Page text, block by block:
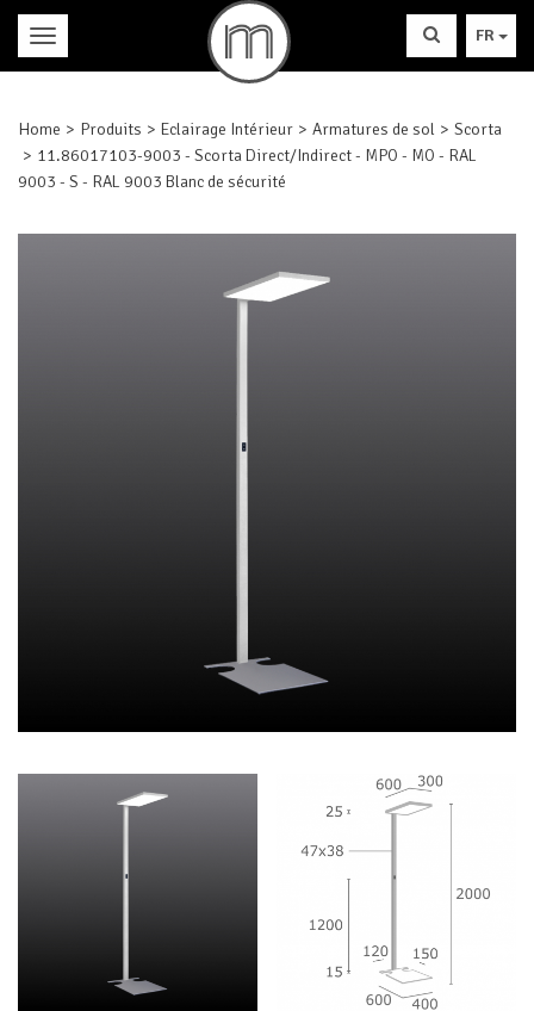
FR
Home Produits Eclairage Intérieur Armatures de sol
Scorta
11.86017103-9003 - Scorta Direct/Indirect - MPO - MO - RAL
9003 - S - RAL 9003 Blanc de sécurité